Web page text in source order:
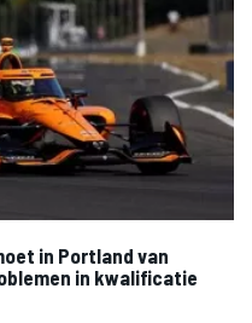
in Portland van
in kwalificatie